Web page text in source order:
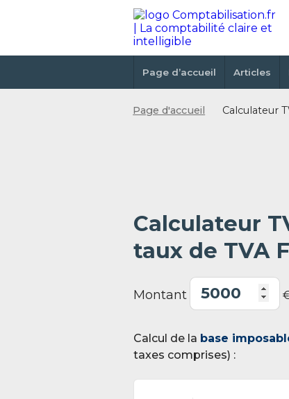
Page d’accueil Articles
Page d'accueil Calculateur
Calculateur
taux de TVA
Montant
Calcul de la base
taxes comprises) :